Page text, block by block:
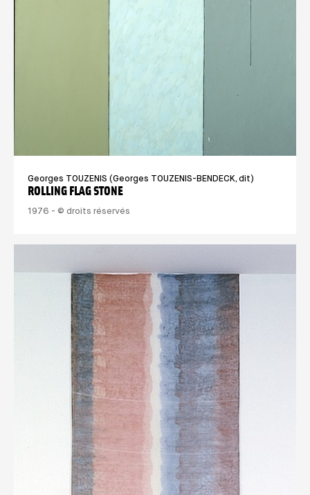
ROLLING FLAG STONE
Georges TOUZENIS (Georges TOUZENIS-BENDECK, dit)
1976 - © droits réservés